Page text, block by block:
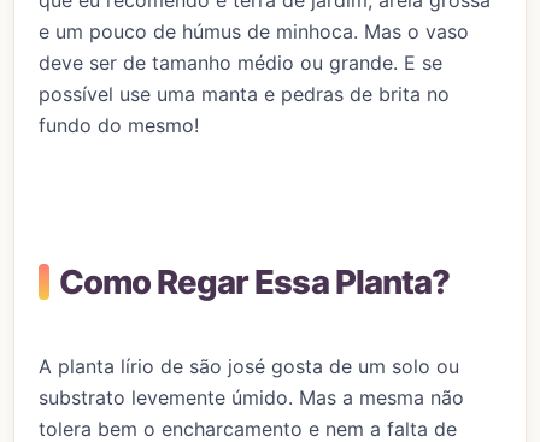
e um pouco de húmus de minhoca. Mas o vaso
deve ser de tamanho médio ou grande. E se
possível use uma manta e pedras de brita no
fundo do mesmo!
Como Regar Essa Planta?
A planta lírio de são josé gosta de um solo ou
substrato levemente úmido. Mas a mesma não
tolera bem o encharcamento e nem a falta de